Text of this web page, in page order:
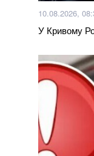
В Бахмуті
батальйону
10.08.2026,
У Кривому